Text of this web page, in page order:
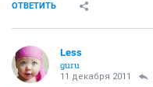
ОТВЕТИТЬ
Less
guru
11 декабря 2011